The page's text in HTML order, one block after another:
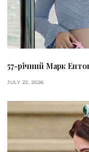
57-річний Марк
JULY 22, 2026